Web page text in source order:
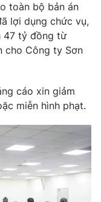
toàn bộ bản án
lợi dụng chức vụ,
47 tỷ đồng từ
cho Công ty Sơn
cáo xin giảm
miễn hình phạt.